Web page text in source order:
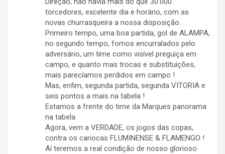
torcedores, excelente dia e horário, com as
novas churrasqueira a nossa disposição.
Primeiro tempo, uma boa partida, gol de ALAMPA,
no segundo tempo, fomos encurralados pelo
adversário, um time como visível preguiça em
campo, e quanto mas trocas e substituições,
mais parecíamos perdidos em campo !
Mas, enfim, segunda partida, segunda VITORIA e
seis pontos a mais na tabela !
Estamos a frente do time da Marques panorama
na tabela.
Agora, vem a VERDADE, os jogos das copas,
contra os cariocas FLUMINENSE & FLAMENGO !
Aí teremos a real condição de nosso glorioso